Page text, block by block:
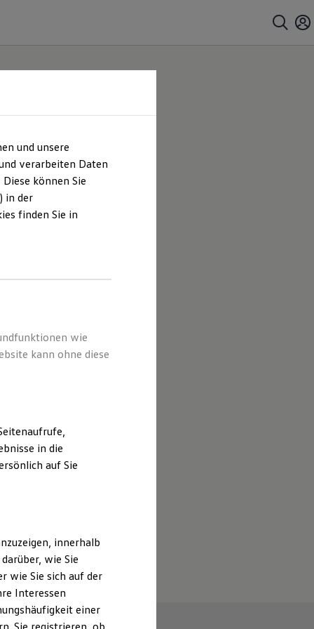
und unsere
verarbeiten Daten
können Sie
in der
finden Sie in
wie
kann ohne diese
in die
auf Sie
innerhalb
wie Sie
wie Sie sich auf der
Interessen
einer
Sie registrieren, ob